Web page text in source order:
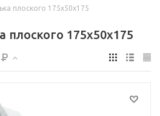
плоского 175х50х175
плоского 175х50х175